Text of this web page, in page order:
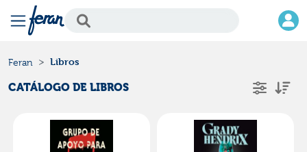
Feran Libros
CATÁLOGO DE LIBROS